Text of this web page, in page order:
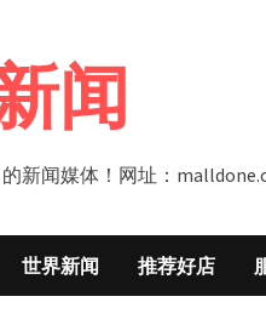
闻
新闻媒体！网址：
世界新闻 推荐好店